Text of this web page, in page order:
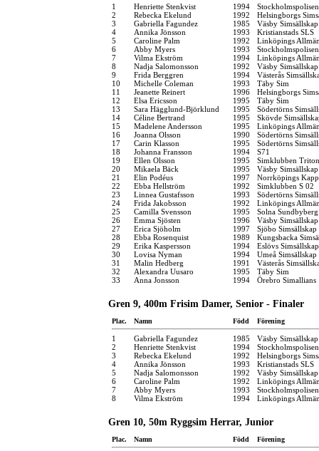
1 Henriette Stenkvist 1994
2
Rebecka Ekelund 1992
Helsingborgs
3
Gabriella Fagundez 1985
Väsby Simsällskap
4
Annika Jönsson 1993
Kristianstads SLS
5
Caroline Palm 1992
Linköpings
6
Abby Myers 1993
7
Vilma Ekström 1994
Linköpings
8
Nadja Salomonsson 1992
Väsby Simsällskap
9
Frida Berggren 1994
Västerås
10
Michelle Coleman 1993
Täby Sim
11
Jeanette Reinert 1996
Helsingborgs
12
Elsa Ericsson 1995
Täby Sim
13
Sara Hägglund-Björklund 1995
Södertörns
14
Céline Bertrand 1995
Skövde
15
Madelene Andersson 1995
Linköpings
16
Joanna Olsson 1990
Södertörns
17
Carin Klasson 1995
Södertörns
18
Johanna Fransson 1994
S71
19
Ellen Olsson 1995
Simklubben Triton
20
Mikaela Bäck 1995
Väsby Simsällskap
21
Elin Podéus 1997
Norrköpings
22
Ebba Hellström 1992
Simklubben S 02
23
Linnea Gustafsson 1993
Södertörns
24
Frida Jakobsson 1992
Linköpings
25
Camilla Svensson 1995
Solna
26
Emma Sjösten 1996
Väsby Simsällskap
27
Erica Sjöholm 1997
Sjöbo Simsällskap
28
Ebba Rosenquist 1989
Kungsbacka
29
Erika Kaspersson 1994
Eslövs Simsällskap
30
Lovisa Nyman 1994
Umeå Simsällskap
31
Malin Hedberg 1991
Västerås
32
Alexandra Uusaro 1995
Täby Sim
33
Anna Jonsson 1994 Örebro Simallians
Gren 9, 400m Frisim Damer, Senior - Finaler
Plac. Namn Född Förening
1 Gabriella Fagundez 1985
Väsby Simsällskap
2
Henriette Stenkvist 1994
3
Rebecka Ekelund 1992
Helsingborgs
4
Annika Jönsson 1993
Kristianstads SLS
5
Nadja Salomonsson 1992
Väsby Simsällskap
6
Caroline Palm 1992
Linköpings
7
Abby Myers 1993
8
Vilma Ekström 1994 Linköpings
Gren 10, 50m Ryggsim Herrar, Junior
Plac. Namn Född Förening